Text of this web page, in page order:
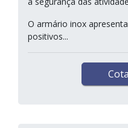
O armário inox
positivos...